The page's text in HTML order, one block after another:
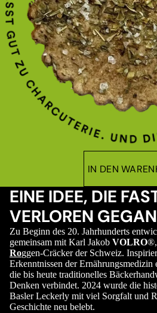
IN DEN
EINE IDEE, DIE
VERLOREN
Zu Beginn des 20. Jahrhunderts
gemeinsam mit Karl Jakob VOLRO®,
Roggen-Cräcker der Schweiz.
Erkenntnissen der Ernährungsmedizin
die bis heute traditionelles
Denken verbindet. 2024 wurde die
Basler Leckerly mit viel Sorgfalt und
Geschichte neu belebt.